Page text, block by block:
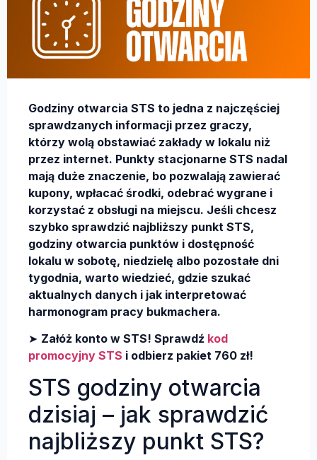
Godziny otwarcia STS to jedna z najczęściej
sprawdzanych informacji przez graczy,
którzy wolą obstawiać zakłady w lokalu niż
przez internet. Punkty stacjonarne STS nadal
mają duże znaczenie, bo pozwalają zawierać
kupony, wpłacać środki, odebrać wygrane i
korzystać z obsługi na miejscu. Jeśli chcesz
szybko sprawdzić najbliższy punkt STS,
godziny otwarcia punktów i dostępność
lokalu w sobotę, niedzielę albo pozostałe dni
tygodnia, warto wiedzieć, gdzie szukać
aktualnych danych i jak interpretować
harmonogram pracy bukmachera.
➤ Załóż konto w STS! Sprawdź kod
promocyjny STS i odbierz pakiet 760 zł!
STS godziny otwarcia
dzisiaj – jak sprawdzić
najbliższy punkt STS?